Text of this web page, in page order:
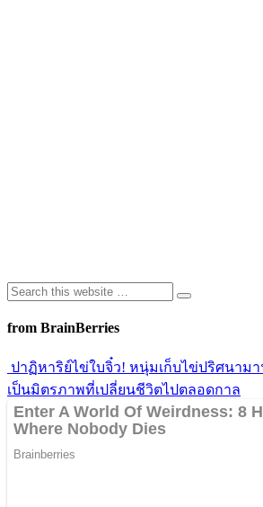
from BrainBerries
ปาฏิหาริย์ไข่ใบจิ๋ว! หนุ่มเก็บไข่ปริศนาม
เป็นมิตรภาพที่เปลี่ยนชีวิตไปตลอดกาล
เปิดประวัติความปัง! 10 เรื่องจริงของ
แซ่บ ที่พาวงการ T-Pop รันสู่ระดับโลก
รีโนเวทบ้านอยู่ดีๆขนลุกซู่! คู่รักเจอ “ห้อง